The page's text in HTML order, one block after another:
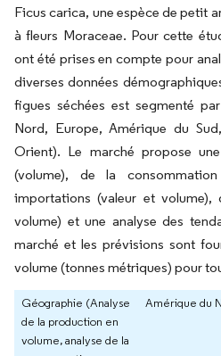
Ficus carica, une espèce de petit
à fleurs Moraceae. Pour cette
ont été prises en compte pour
diverses données
figues séchées est segmenté
Nord, Europe, Amérique du
Orient). Le marché propose
(volume), de la
importations (valeur et volume),
volume) et une analyse des
marché et les prévisions sont
volume (tonnes métriques) pour
Géographie (Analyse
de la production en
volume, analyse de la
Amérique du